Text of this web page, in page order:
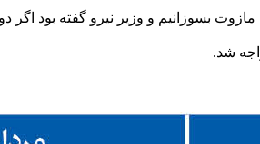
مازوت بسوزانیم و وزیر نیرو
شد.